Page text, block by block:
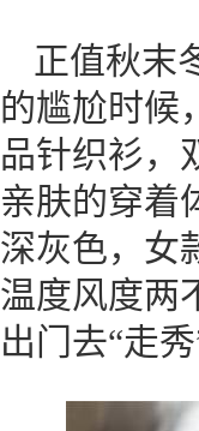
正值秋末
的尴尬时候
品针织衫，
亲肤的穿着
深灰色，女
温度风度两
出门去“走秀